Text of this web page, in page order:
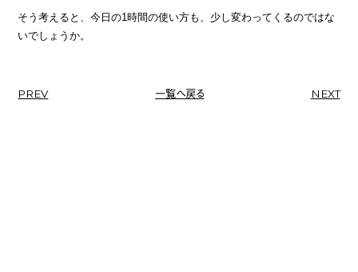
そう考えると、今日の1時間の使い方も、少し変わってくるのではな
いでしょうか。
PREV 一覧へ戻る NEXT